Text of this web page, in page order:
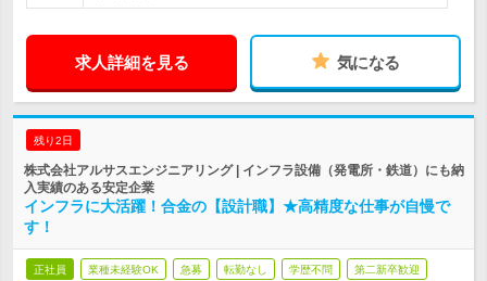
求人詳細を見る 気になる
残り2日
株式会社アルサスエンジニアリング | インフラ設備（発電所・鉄道）にも納
入実績のある安定企業
インフラに大活躍！合金の【設計職】★高精度な仕事が自慢で
す！
正社員 業種未経験OK 急募 転勤なし 学歴不問 第二新卒歓迎